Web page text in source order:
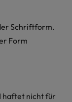
Schriftform.
Form
haftet nicht für